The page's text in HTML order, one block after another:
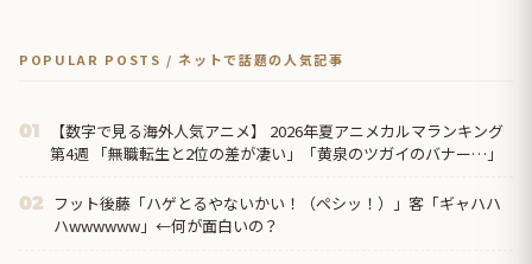
POPULAR POSTS / ネットで話題の人気記事
01
【数字で見る海外人気アニメ】 2026年夏アニメカルマランキング
第4週 「無職転生と2位の差が凄い」「黄泉のツガイのバナー…」
02 フット後藤「ハゲとるやないかい！（ペシッ！）」客「ギャハハ
ハwwwwww」←何が面白いの？